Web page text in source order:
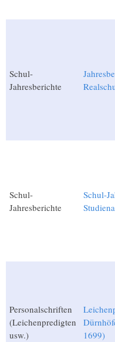
Schul-
Jahresberichte
Schul-
Jahresberichte
Schul-
Personalschriften
(Leichenpredigten
usw.)
1699)